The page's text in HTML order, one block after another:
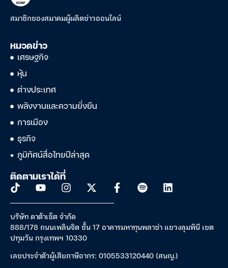
สมาชิกของสมาคมผู้ผลิตข่าวออนไลน์
หมวดข่าว
เศรษฐกิจ
หุ้น
ต่างประเทศ
พลังงานและความยั่งยืน
การเมือง
ธุรกิจ
ภูมิทัศน์สื่อไทยปีล่าสุด
ติดตามเราได้ที่
บริษัท ดาต้าเซ็ต จำกัด
888/178 ถนนเพลินจิต ชั้น 17 อาคารมหาทุนพลาซ่า แขวงลุมพินี เขต
ปทุมวัน กรุงเทพฯ 10330
เลขประจำตัวผู้เสียภาษีอากร: 0105533120440 (สนญ.)